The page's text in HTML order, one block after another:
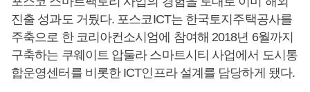
진출 성과도 거뒀다. 포스코ICT는 한국토지주택공사를
주축으로 한 코리아컨소시엄에 참여해 2018년 6월까지
구축하는 쿠웨이트 압둘라 스마트시티 사업에서 도시통
합운영센터를 비롯한 ICT인프라 설계를 담당하게 됐다.